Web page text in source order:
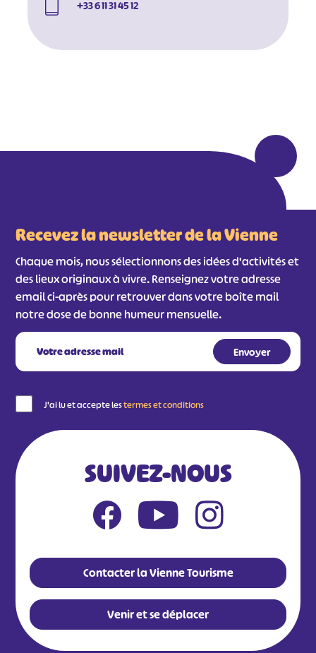
+33 6 11 31 45 12
Recevez la newsletter de la Vienne
Chaque mois, nous sélectionnons des idées d'activités et
des lieux originaux à vivre. Renseignez votre adresse
email ci-après pour retrouver dans votre boîte mail
notre dose de bonne humeur mensuelle.
J'ai lu et accepte lestermes et conditions
SUIVEZ-NOUS
Contacter la Vienne Tourisme
Venir et se déplacer